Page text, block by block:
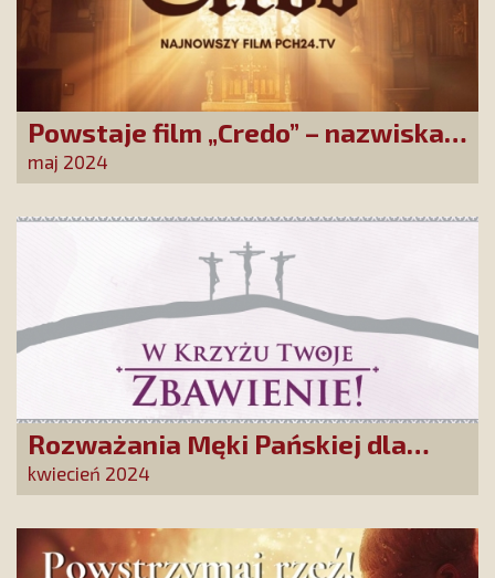
Powstaje film „Credo” – nazwiska
występujących robią wrażenie!
maj 2024
Rozważania Męki Pańskiej dla
naszych Przyjaciół
kwiecień 2024